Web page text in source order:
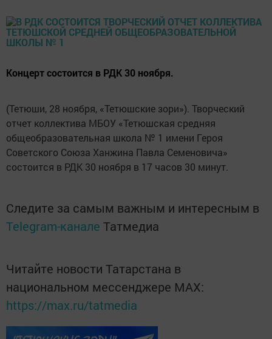
Концерт состоится в РДК 30 ноября.
(Тетюши, 28 ноября, «Тетюшские зори»). Творческий
отчет коллектива МБОУ «Тетюшская средняя
общеобразовательная школа № 1 имени Героя
Советского Союза Ханжина Павла Семеновича»
состоится в РДК 30 ноября ­­в 17 часов 30 минут.
Следите за самым важным и интересным в
Telegram-канале Татмедиа
Читайте новости Татарстана в
национальном мессенджере MАХ:
https://max.ru/tatmedia